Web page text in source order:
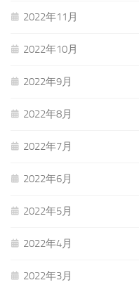
2022年11月
2022年10月
2022年9月
2022年8月
2022年7月
2022年6月
2022年5月
2022年4月
2022年3月